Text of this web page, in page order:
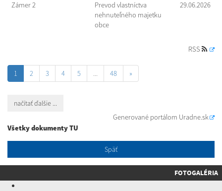
Zámer 2
Prevod vlastníctva
nehnuteľného majetku
obce
29.06.2026
RSS
1 2 3 4 5 ... 48 »
načítať ďalšie ...
Generované portálom Uradne.sk
Všetky dokumenty TU
Späť
FOTOGALÉRIA